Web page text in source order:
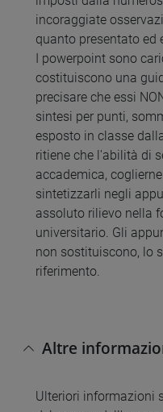
incoraggiate
quanto presentato ed
I powerpoint sono
costituiscono una
precisare che essi
sintesi per punti,
esposto in classe
ritiene che l'abilità di
accademica,
sintetizzarli negli
assoluto rilievo nella
universitario. Gli
non sostituiscono, lo
riferimento.
Altre
Ulteriori informazioni